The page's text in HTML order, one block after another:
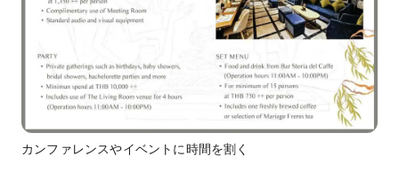
カンファレンスやイベントに時間を割く